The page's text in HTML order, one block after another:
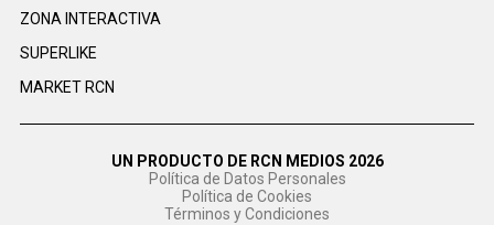
ZONA INTERACTIVA
SUPERLIKE
MARKET RCN
UN PRODUCTO DE RCN MEDIOS 2026
Política de Datos Personales
Política de Cookies
Términos y Condiciones